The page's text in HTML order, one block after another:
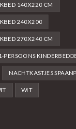
140X220 CM
240X200
270X240 CM
PERSOONS
NACHTKASTJES
WIT